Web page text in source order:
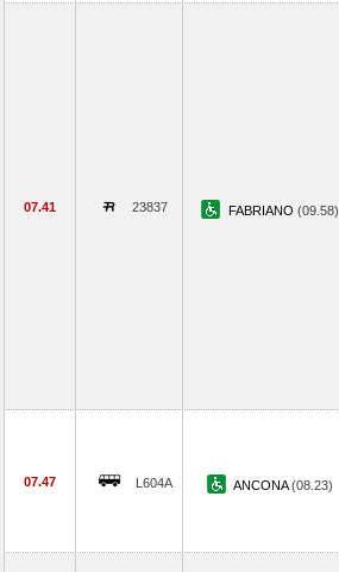
07.41 23837 FABRIANO (09.58)
07.47 L604A ANCONA(08.23)